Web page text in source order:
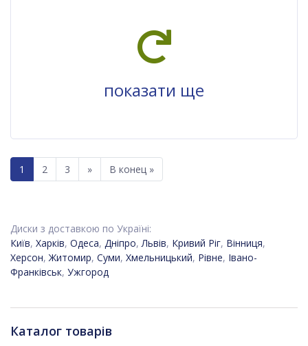
показати ще
1 2 3 » В конец »
Диски з доставкою по Україні:
Київ, Харків, Одеса, Дніпро,Львів, Кривий Ріг, Вінниця,
Херсон,Житомир, Суми, Хмельницький, Рівне, Івано-
Франківськ, Ужгород
Каталог товарів